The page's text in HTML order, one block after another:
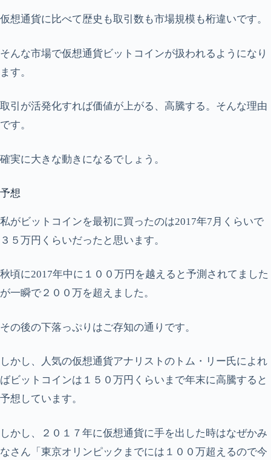
仮想通貨に比べて歴史も取引数も市場規模も桁違いです。
そんな市場で仮想通貨ビットコインが扱われるようになり
ます。
取引が活発化すれば価値が上がる、高騰する。そんな理由
です。
確実に大きな動きになるでしょう。
予想
私がビットコインを最初に買ったのは2017年7月くらいで
３５万円くらいだったと思います。
秋頃に2017年中に１００万円を越えると予測されてました
が一瞬で２００万を超えました。
その後の下落っぷりはご存知の通りです。
しかし、人気の仮想通貨アナリストのトム・リー氏によれ
ばビットコインは１５０万円くらいまで年末に高騰すると
予想しています。
しかし、２０１７年に仮想通貨に手を出した時はなぜかみ
なさん「東京オリンピックまでには１００万超えるので今